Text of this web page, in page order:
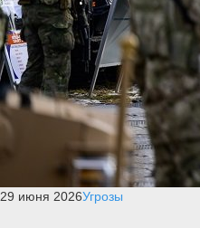
29 июня 2026Угрозы